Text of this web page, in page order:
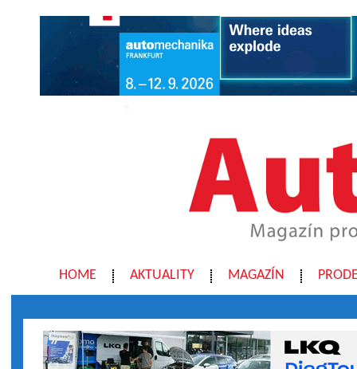
HOME AKTUALITY MAGAZÍN